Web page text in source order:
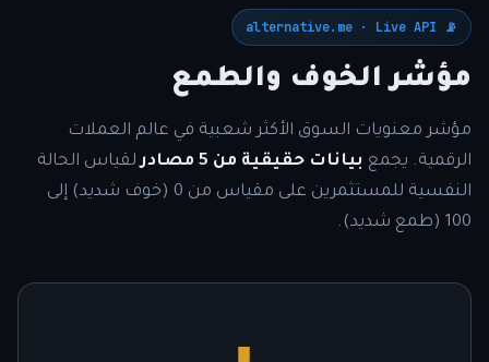
📡 alternative.me · Live API
مؤشر الخوف والطمع
مؤشر معنويات السوق الأكثر شعبية في عالم العملات
الرقمية. يجمع بيانات حقيقية من 5 مصادر
لقياس الحالة
النفسية للمستثمرين على مقياس من 0 (خوف شديد) إلى
100 (طمع شديد).